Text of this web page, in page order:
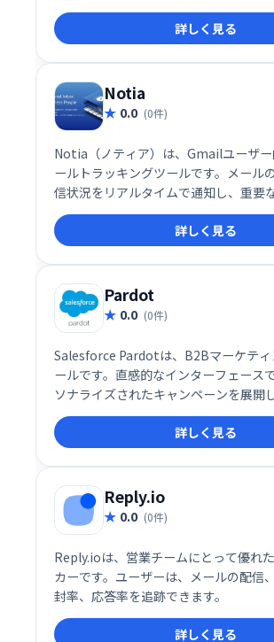
詳しく見る
Notia
0.0 (0件)
Notia（ノティア）は、Gmailユーザー
ールトラッキングツールです。メール
信状況をリアルタイムで通知し、重要
漏れやクレームメールへの迅速な対応
す。Gmailと連携するだけで簡単に利用
スシーンでのコミュニケーション効率
す。
詳しく見る
Pardot
0.0 (0件)
Salesforce Pardotは、B2Bマーケティ
ールです。直感的なインターフェース
ソナライズされたキャンペーンを展開
育成します。効率的なマーケティング
収益向上に貢献します。詳しく見る
Reply.io
0.0 (0件)
Reply.ioは、営業チームにとって優れ
カーです。ユーザーは、メールの配信
封率、応答率を追跡できます。
詳しく見る